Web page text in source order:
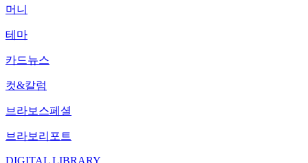
머니
테마
카드뉴스
컷&칼럼
브라보스페셜
브라보리포트